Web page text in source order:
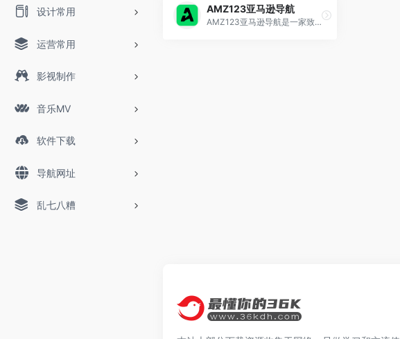
设计常用
运营常用
影视制作
音乐MV
软件下载
导航网址
乱七八糟
AMZ123亚马逊导航
AMZ123亚马逊导航是一家致力于服务中国跨境电商从业者的综合平台，以让跨境电商出海更便捷为使命，始终围绕卖家需求，为卖家提供实时的跨境资讯，实用的跨境干货、工具、数据和服务，打造一站式跨境流量入口。做跨境电商，就上AMZ123。